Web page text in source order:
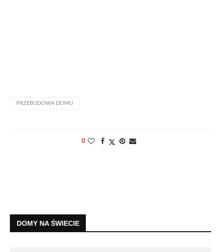
PRZEBUDOWA DOMU
0
DOMY NA ŚWIECIE